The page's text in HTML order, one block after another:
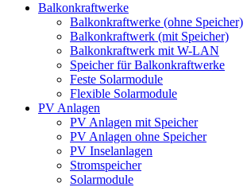
Balkonkraftwerke
Balkonkraftwerke (ohne Speicher)
Balkonkraftwerk (mit Speicher)
Balkonkraftwerk mit W-LAN
Speicher für Balkonkraftwerke
Feste Solarmodule
Flexible Solarmodule
PV Anlagen
PV Anlagen mit Speicher
PV Anlagen ohne Speicher
PV Inselanlagen
Stromspeicher
Solarmodule